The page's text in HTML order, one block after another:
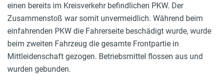
einen bereits im Kreisverkehr befindlichen PKW. Der
Zusammenstoß war somit unvermeidlich. Während beim
einfahrenden PKW die Fahrerseite beschädigt wurde, wurde
beim zweiten Fahrzeug die gesamte Frontpartie in
Mittleidenschaft gezogen. Betriebsmittel flossen aus und
wurden gebunden.